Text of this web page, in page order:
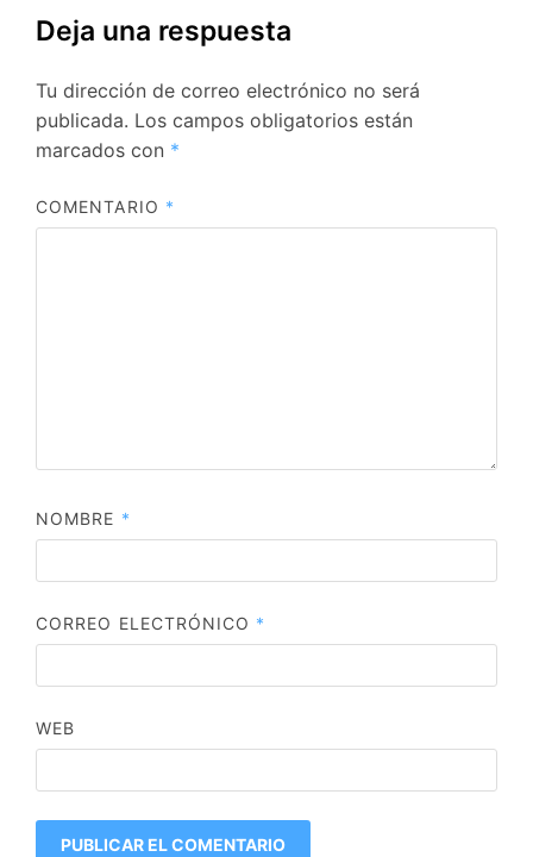
Deja una respuesta
Tu dirección de correo electrónico no será
publicada. Los campos obligatorios están
marcados con *
COMENTARIO *
NOMBRE *
CORREO ELECTRÓNICO *
WEB